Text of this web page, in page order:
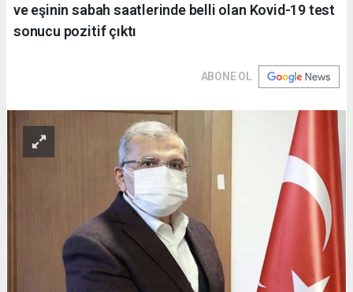
ve eşinin sabah saatlerinde belli olan Kovid-19 test
sonucu pozitif çıktı
ABONE OL